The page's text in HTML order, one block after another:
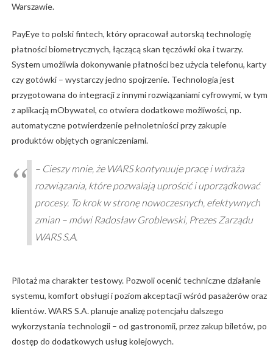
Warszawie.
PayEye to polski fintech, który opracował autorską technologię
płatności biometrycznych, łączącą skan tęczówki oka i twarzy.
System umożliwia dokonywanie płatności bez użycia telefonu, karty
czy gotówki – wystarczy jedno spojrzenie. Technologia jest
przygotowana do integracji z innymi rozwiązaniami cyfrowymi, w tym
z aplikacją mObywatel, co otwiera dodatkowe możliwości, np.
automatyczne potwierdzenie pełnoletniości przy zakupie
produktów objętych ograniczeniami.
– Cieszy mnie, że WARS kontynuuje pracę i wdraża
rozwiązania, które pozwalają uprościć i uporządkować
procesy. To krok w stronę nowoczesnych, efektywnych
zmian – mówi Radosław Groblewski, Prezes Zarządu
WARS S.A.
Pilotaż ma charakter testowy. Pozwoli ocenić techniczne działanie
systemu, komfort obsługi i poziom akceptacji wśród pasażerów oraz
klientów. WARS S.A. planuje analizę potencjału dalszego
wykorzystania technologii – od gastronomii, przez zakup biletów, po
dostęp do dodatkowych usług kolejowych.